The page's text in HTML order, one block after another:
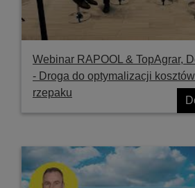
Webinar RAPOOL & TopAgrar,
- Droga do optymalizacji
rzepaku